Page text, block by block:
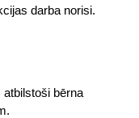
darba norisi.
bērna